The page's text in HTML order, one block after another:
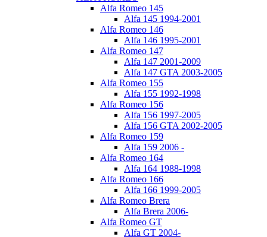
Alfa Romeo 145
Alfa 145 1994-2001
Alfa Romeo 146
Alfa 146 1995-2001
Alfa Romeo 147
Alfa 147 2001-2009
Alfa 147 GTA 2003-2005
Alfa Romeo 155
Alfa 155 1992-1998
Alfa Romeo 156
Alfa 156 1997-2005
Alfa 156 GTA 2002-2005
Alfa Romeo 159
Alfa 159 2006 -
Alfa Romeo 164
Alfa 164 1988-1998
Alfa Romeo 166
Alfa 166 1999-2005
Alfa Romeo Brera
Alfa Brera 2006-
Alfa Romeo GT
Alfa GT 2004-